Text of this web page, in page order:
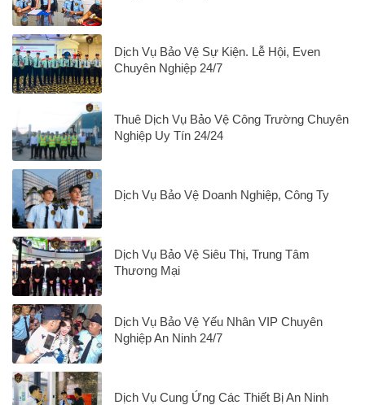
Dịch Vụ Bảo Vệ Sự Kiện. Lễ Hội, Even
Chuyên Nghiệp 24/7
Thuê Dịch Vụ Bảo Vệ Công Trường Chuyên
Nghiệp Uy Tín 24/24
Dịch Vụ Bảo Vệ Doanh Nghiệp, Công Ty
Dịch Vụ Bảo Vệ Siêu Thị, Trung Tâm
Thương Mại
Dịch Vụ Bảo Vệ Yếu Nhân VIP Chuyên
Nghiệp An Ninh 24/7
Dịch Vụ Cung Ứng Các Thiết Bị An Ninh